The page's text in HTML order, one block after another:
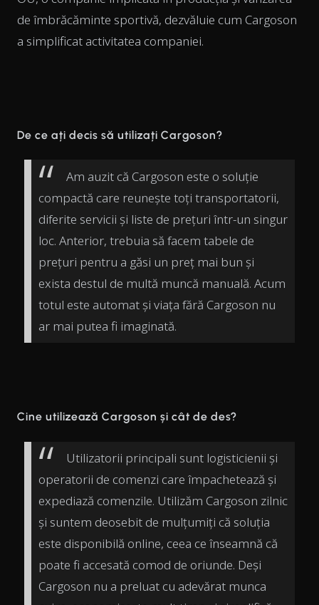
de îmbrăcăminte sportivă, dezvăluie cum Cargoson
a simplificat activitatea companiei.
De ce ați decis să utilizați Cargoson?
Am auzit că Cargoson este o soluție
compactă care reunește toți transportatorii,
diferite servicii și liste de prețuri într-un singur
loc. Anterior, trebuia să facem tabele de
prețuri pentru a găsi un preț mai bun și
exista destul de multă muncă manuală. Acum
totul este automat și viața fără Cargoson nu
ar mai putea fi imaginată.
Cine utilizează Cargoson și cât de des?
Utilizatorii principali sunt logisticienii și
operatorii de comenzi care împachetează și
expediază comenzile. Utilizăm Cargoson zilnic
și suntem deosebit de mulțumiți că soluția
este disponibilă online, ceea ce înseamnă că
poate fi accesată comod de oriunde. Deși
Cargoson nu a preluat cu adevărat munca